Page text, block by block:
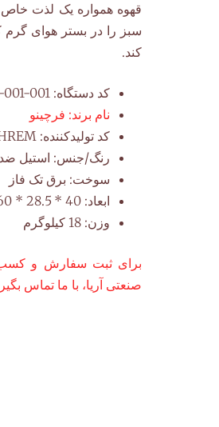
قهوه همواره یک لذت خاص
سبز را در بستر هوای
کند.
کد دستگاه: 001
نام برند: فرچینو
کد تولیدکننده:
رنگ/جنس: استیل
سوخت: برق تک فاز
ابعاد: 40 * 28.5 * 60 سانتی متر
وزن: 18 کیلوگرم
برای ثبت سفارش و کسب
صنعتی آریا، با ما تماس